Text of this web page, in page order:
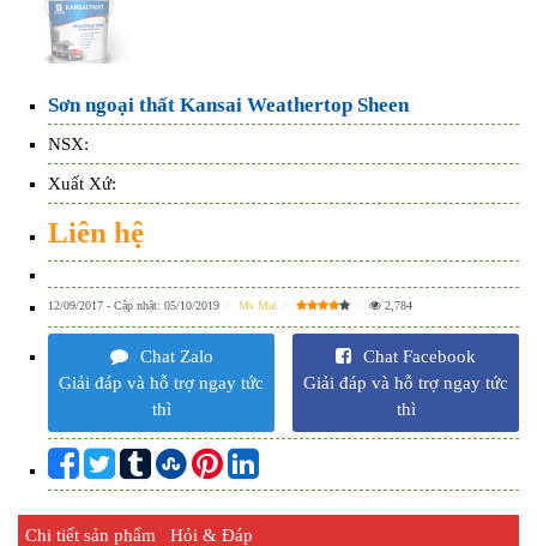
Sơn ngoại thất Kansai Weathertop Sheen
NSX:
Xuất Xứ:
Liên hệ
12/09/2017 - Cập nhật: 05/10/2019 Ms Mai 2,784
Chat Zalo
Giải đáp và hỗ trợ ngay tức
thì
Chat Facebook
Giải đáp và hỗ trợ ngay tức
thì
Chi tiết sản phẩm Hỏi & Đáp